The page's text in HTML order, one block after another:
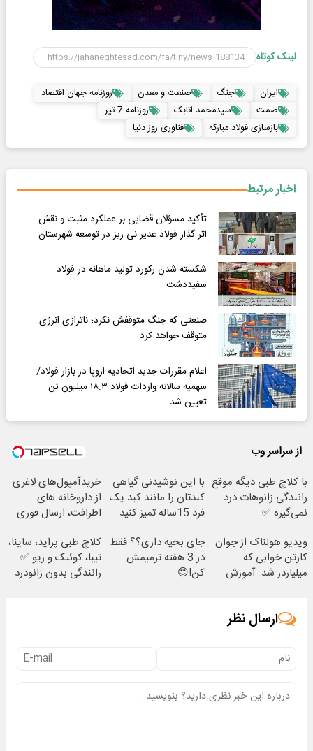
لینک کوتاه
ایران جنگ صنعت و معدن
روزنامه جهان اقتصاد
صمت
سیدمحمد اتابک
روزنامه 7 تیر
بازسازی فولاد مبارکه
فناوری روز دنیا
اخبار مرتبط
تأکید مسؤلان قضایی بر عملکرد مثبت و نقش
اثر گذار فولاد غدیر نی ریز در توسعه شهرستان
شکسته شدن رکورد تولید ماهانه در فولاد
سفیددشت
صنعتی که جنگ متوقفش نکرد؛ ناترازی انرژی
متوقف خواهد کرد
اعلام مقررات جدید اتحادیه اروپا در بازار فولاد/
سهمیه سالانه واردات فولاد ۱۸.۳ میلیون تن
تعیین شد
از سراسر وب
با کلاچ طبی دیگه موقع
رانندگی زانوهات درد
نمی‌گیره ✅
با این نوشیدنی گیاهی
کبدتان را مانند کبد یک
فرد 15ساله تمیز کنید
خریدآمپول‌های لاغری
از داروخانه های
اطرافت، ارسال فوری
ویدیو هولناک از جوان
کارتن خوابی که
میلیاردر شد. آموزش
جای بخیه داری؟؟ فقط
در 3 هفته ترمیمش
کن!😍
کلاچ طبی پراید، ساینا،
تیبا، کوئیک و ریو ✅
رانندگی بدون زانودرد
ارسال نظر